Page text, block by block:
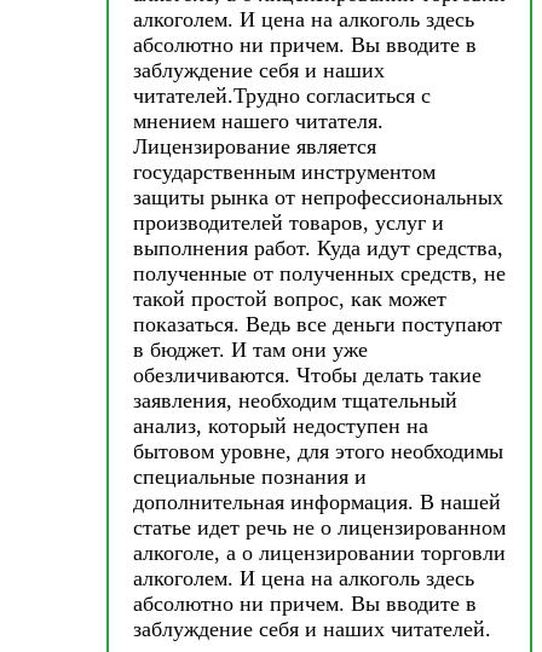
алкоголем. И цена на алкоголь здесь
абсолютно ни причем. Вы вводите в
заблуждение себя и наших
читателей.Трудно согласиться с
мнением нашего читателя.
Лицензирование является
государственным инструментом
защиты рынка от непрофессиональных
производителей товаров, услуг и
выполнения работ. Куда идут средства,
полученные от полученных средств, не
такой простой вопрос, как может
показаться. Ведь все деньги поступают
в бюджет. И там они уже
обезличиваются. Чтобы делать такие
заявления, необходим тщательный
анализ, который недоступен на
бытовом уровне, для этого необходимы
специальные познания и
дополнительная информация. В нашей
статье идет речь не о лицензированном
алкоголе, а о лицензировании торговли
алкоголем. И цена на алкоголь здесь
абсолютно ни причем. Вы вводите в
заблуждение себя и наших читателей.